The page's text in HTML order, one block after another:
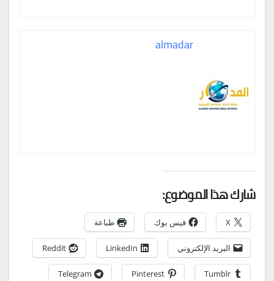
almadar
شارك هذا الموضوع:
X فيس بوك طباعة
البريد الإلكتروني LinkedIn
Reddit
Tumblr
Pinterest
Telegram